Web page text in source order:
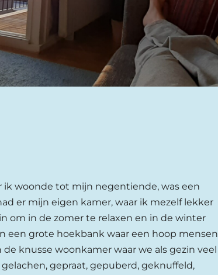
ik woonde tot mijn negentiende, was een
er mijn eigen kamer, waar ik mezelf lekker
om in de zomer te relaxen en in de winter
een grote hoekbank waar een hoop mensen
knusse woonkamer waar we als gezin veel
gepraat, gepuberd, geknuffeld,